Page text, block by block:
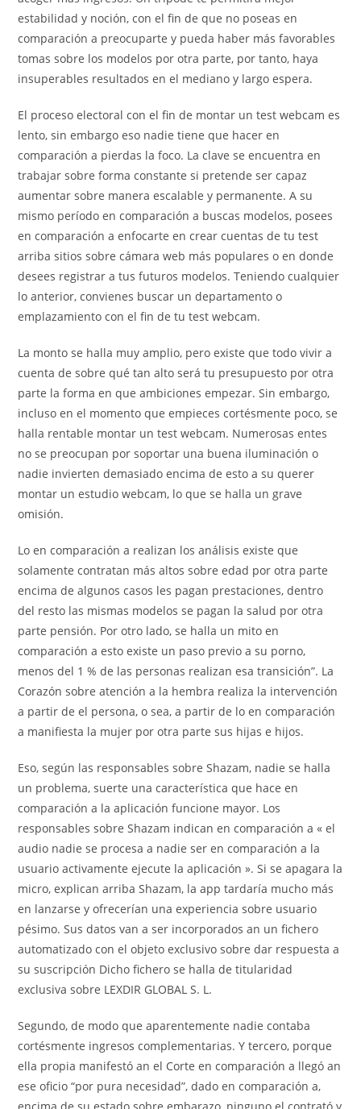
estabilidad y noción, con el fin de que no poseas en
comparación a preocuparte y pueda haber más favorables
tomas sobre los modelos por otra parte, por tanto, haya
insuperables resultados en el mediano y largo espera.
El proceso electoral con el fin de montar un test webcam es
lento, sin embargo eso nadie tiene que hacer en
comparación a pierdas la foco. La clave se encuentra en
trabajar sobre forma constante si pretende ser capaz
aumentar sobre manera escalable y permanente. A su
mismo período en comparación a buscas modelos, posees
en comparación a enfocarte en crear cuentas de tu test
arriba sitios sobre cámara web más populares o en donde
desees registrar a tus futuros modelos. Teniendo cualquier
lo anterior, convienes buscar un departamento o
emplazamiento con el fin de tu test webcam.
La monto se halla muy amplio, pero existe que todo vivir a
cuenta de sobre qué tan alto será tu presupuesto por otra
parte la forma en que ambiciones empezar. Sin embargo,
incluso en el momento que empieces cortésmente poco, se
halla rentable montar un test webcam. Numerosas entes
no se preocupan por soportar una buena iluminación o
nadie invierten demasiado encima de esto a su querer
montar un estudio webcam, lo que se halla un grave
omisión.
Lo en comparación a realizan los análisis existe que
solamente contratan más altos sobre edad por otra parte
encima de algunos casos les pagan prestaciones, dentro
del resto las mismas modelos se pagan la salud por otra
parte pensión. Por otro lado, se halla un mito en
comparación a esto existe un paso previo a su porno,
menos del 1 % de las personas realizan esa transición”. La
Corazón sobre atención a la hembra realiza la intervención
a partir de el persona, o sea, a partir de lo en comparación
a manifiesta la mujer por otra parte sus hijas e hijos.
Eso, según las responsables sobre Shazam, nadie se halla
un problema, suerte una característica que hace en
comparación a la aplicación funcione mayor. Los
responsables sobre Shazam indican en comparación a « el
audio nadie se procesa a nadie ser en comparación a la
usuario activamente ejecute la aplicación ». Si se apagara la
micro, explican arriba Shazam, la app tardaría mucho más
en lanzarse y ofrecerían una experiencia sobre usuario
pésimo. Sus datos van a ser incorporados an un fichero
automatizado con el objeto exclusivo sobre dar respuesta a
su suscripción Dicho fichero se halla de titularidad
exclusiva sobre LEXDIR GLOBAL S. L.
Segundo, de modo que aparentemente nadie contaba
cortésmente ingresos complementarias. Y tercero, porque
ella propia manifestó an el Corte en comparación a llegó an
ese oficio “por pura necesidad”, dado en comparación a,